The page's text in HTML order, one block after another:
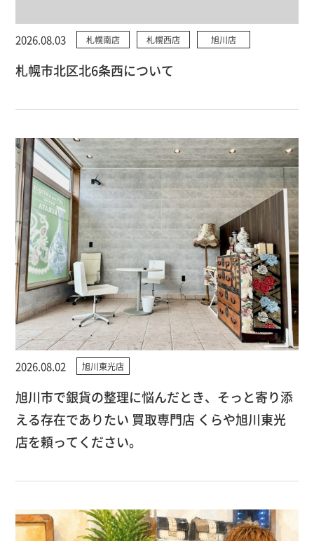
2026.08.03 札幌南店 札幌西店 旭川店
札幌市北区北6条西について
2026.08.02 旭川東光店
旭川市で銀貨の整理に悩んだとき、そっと寄り添
える存在でありたい 買取専門店 くらや旭川東光
店を頼ってください。